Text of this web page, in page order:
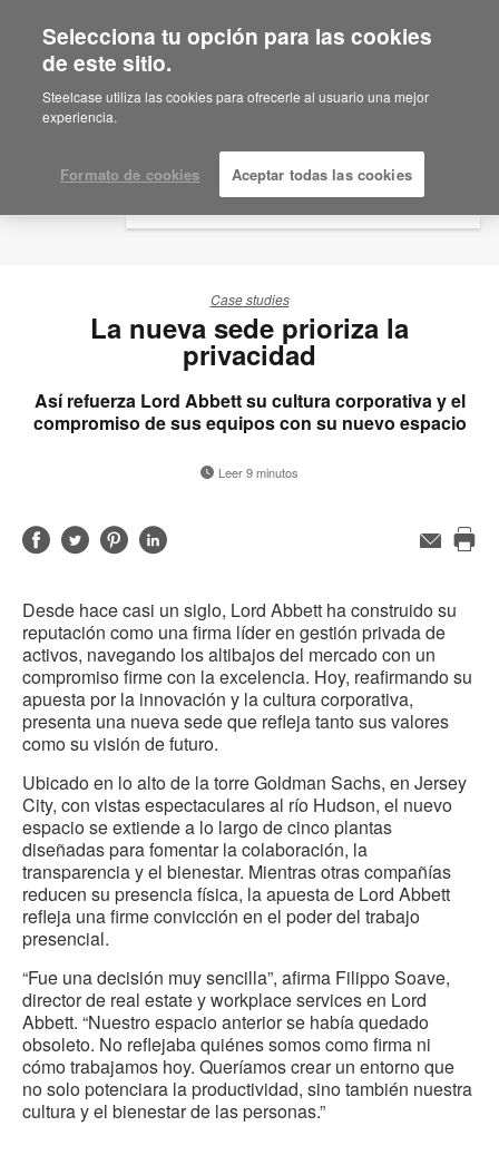
Are you in United States?
Would you like to see Products we sell in
your region?
English
Español
Case studies
La nueva sede prioriza la
privacidad
Así refuerza Lord Abbett su cultura corporativa y el
compromiso de sus equipos con su nuevo espacio
Leer 9 minutos
Compartir
Compartir
Compartir
Compartir
in
Correo
Desde hace casi un siglo, Lord Abbett ha construido su
reputación como una firma líder en gestión privada de
activos, navegando los altibajos del mercado con un
compromiso firme con la excelencia. Hoy, reafirmando su
apuesta por la innovación y la cultura corporativa,
presenta una nueva sede que refleja tanto sus valores
como su visión de futuro.
Ubicado en lo alto de la torre Goldman Sachs, en Jersey
City, con vistas espectaculares al río Hudson, el nuevo
espacio se extiende a lo largo de cinco plantas
diseñadas para fomentar la colaboración, la
transparencia y el bienestar. Mientras otras compañías
reducen su presencia física, la apuesta de Lord Abbett
refleja una firme convicción en el poder del trabajo
presencial.
“Fue una decisión muy sencilla”, afirma Filippo Soave,
director de real estate y workplace services en Lord
Abbett. “Nuestro espacio anterior se había quedado
obsoleto. No reflejaba quiénes somos como firma ni
cómo trabajamos hoy. Queríamos crear un entorno que
no solo potenciara la productividad, sino también nuestra
cultura y el bienestar de las personas.”
Selecciona tu opción para las cookies
de este sitio.
Steelcase utiliza las cookies para ofrecerle al usuario una mejor
experiencia.
Formato de cookies Aceptar todas las cookies